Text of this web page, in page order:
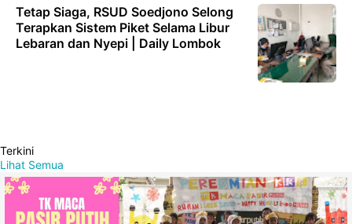
Tetap Siaga, RSUD Soedjono Selong
Terapkan Sistem Piket Selama Libur
Lebaran dan Nyepi | Daily Lombok
Terkini
Lihat Semua